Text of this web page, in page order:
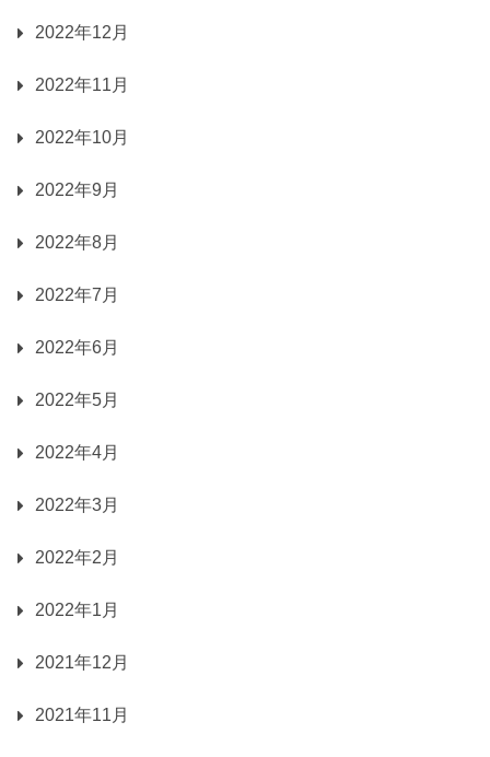
2022年12月
2022年11月
2022年10月
2022年9月
2022年8月
2022年7月
2022年6月
2022年5月
2022年4月
2022年3月
2022年2月
2022年1月
2021年12月
2021年11月